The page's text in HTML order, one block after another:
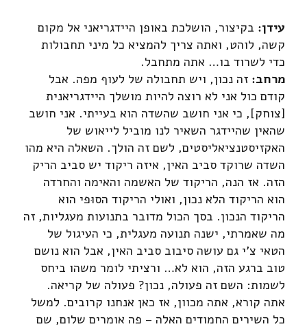
עידן: בקיצור, הושלכת באופן היידגריאני אל מקום
קשה, לוהט, ואתה צריך להמציא כל מיני תחבולות
כדי לשרוד בו… אתה מתחבל.
מרחב: זה נכון, ויש תחבולה של לעוף מפה. אבל
קודם כול אני לא רוצה להיות מושלך היידגריאנית
[צוחק], כי אני חושב שהשדה הוא בעייתי. אני חושב
שהאין שהיידגר השאיר לנו מוביל לייאוש של
האקזיסטנציאליסטים, לשם זה הולך. השאלה היא מהו
השדה שרוקד סביב האין, איזה ריקוד יש סביב הריק
הזה. אז הנה, הריקוד של האשמה והאימה והחרדה
הוא הריקוד הלא נכון, ואולי הריקוד הסוּפי הוא
הריקוד הנכון. בסך הכול מדובר בתנועות מעגליות, זה
מה שאמרתי, ישנה תנועה מעגלית, כי העיגול של
הטאי צ'י גם עושה סיבוב סביב האין, אבל הוא נושם
טוב ברגע הזה, הוא לא… ורציתי לומר משהו ביחס
לשמות: השם זה פעולה, נכון? פעולה של קריאה.
אתה קורא, אתה מכוון, אז כאן אנחנו קרובים. למשל
כל השירים החמודים האלה – פה אומרים שלום, שם